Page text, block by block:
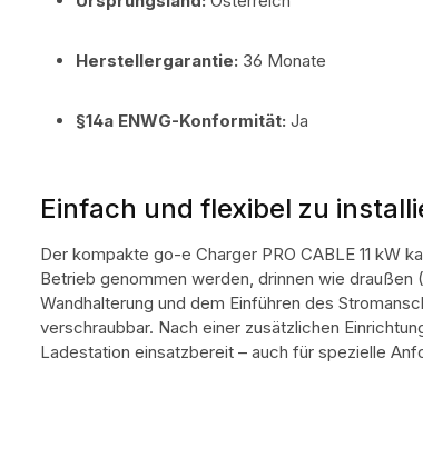
Herstellergarantie: 36 Monate
§14a ENWG-Konformität: Ja
Einfach und flexibel zu
Der kompakte go-e Charger PRO CABLE 11 kW
Betrieb genommen werden, drinnen wie
Wandhalterung und dem Einführen des
verschraubbar. Nach einer zusätzlichen
Ladestation einsatzbereit – auch für spezielle